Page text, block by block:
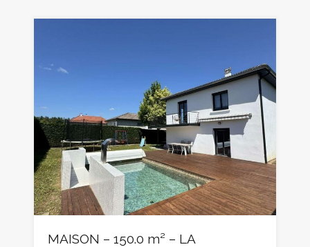
MAISON – 150.0 m² – LA